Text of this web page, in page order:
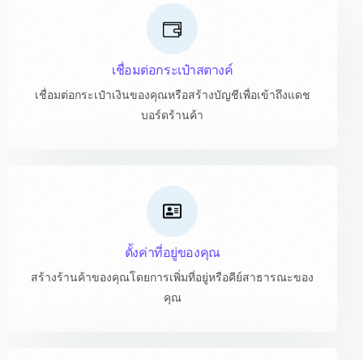
เชื่อมต่อกระเป๋าสตางค์
เชื่อมต่อกระเป๋าเงินของคุณหรือสร้างบัญชีเพื่อเข้าถึงแดช
บอร์ดร้านค้า
ตั้งค่าที่อยู่ของคุณ
สร้างร้านค้าของคุณโดยการเพิ่มที่อยู่หรือคีย์สาธารณะของ
คุณ